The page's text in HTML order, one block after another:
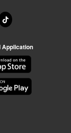
Application